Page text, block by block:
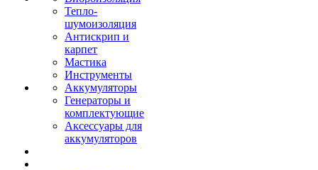
Тепло-
шумоизоляция
Антискрип и
карпет
Мастика
Инструменты
Аккумуляторы
Генераторы и
комплектующие
Аксессуары для
аккумуляторов